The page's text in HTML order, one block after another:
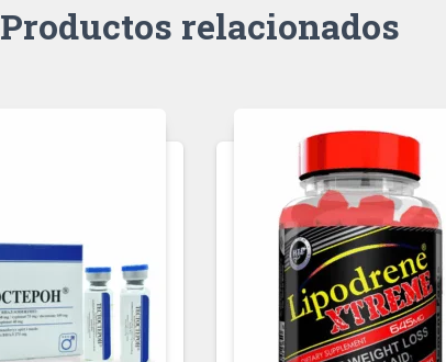
Productos relacionados